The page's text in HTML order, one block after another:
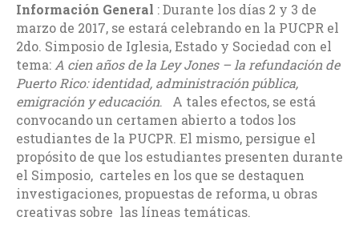
Información General : Durante los días 2 y 3 de
marzo de 2017, se estará celebrando en la PUCPR el
2do. Simposio de Iglesia, Estado y Sociedad con el
tema: A cien años de la Ley Jones – la refundación de
Puerto Rico: identidad, administración pública,
emigración y educación. A tales efectos, se está
convocando un certamen abierto a todos los
estudiantes de la PUCPR. El mismo, persigue el
propósito de que los estudiantes presenten durante
el Simposio, carteles en los que se destaquen
investigaciones, propuestas de reforma, u obras
creativas sobre las líneas temáticas.